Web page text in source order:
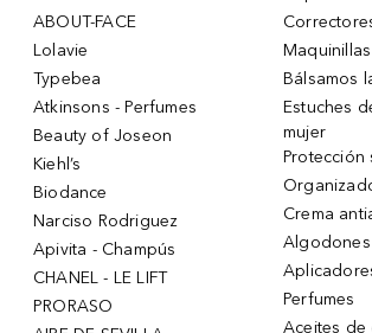
ABOUT-FACE
Lolavie
Typebea
Atkinsons - Perfumes
Beauty of Joseon
Kiehl’s
Biodance
Narciso Rodriguez
Apivita - Champús
CHANEL - LE LIFT
PRORASO
Bálsamos
Estuches
mujer
Protección
Crema
Algodones
Perfumes
Aceites de